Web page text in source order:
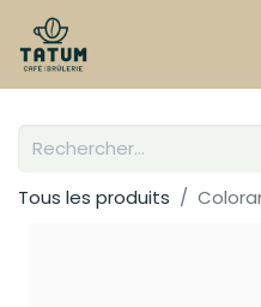
Tous les produits